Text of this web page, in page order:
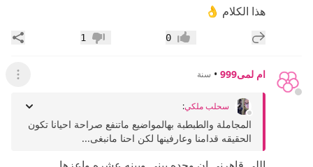
هذا الكلام 👌
إضافة رد جديد إعجاب0 عدم إعجاب
1
ام لمى999 • سنة عرض
سحلب ملكي:
المجاملة والطبطبة بهالمواضيع ماتنفع صراحة احيانا تكون
الحقيقه قدامنا وعارفينها لكن احنا مانبغى...